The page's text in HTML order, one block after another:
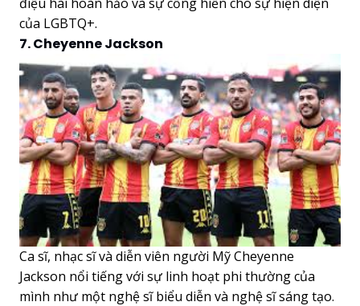
của LGBTQ+.
7. Cheyenne Jackson
Ca sĩ, nhạc sĩ và diễn viên người Mỹ Cheyenne
Jackson nổi tiếng với sự linh hoạt phi thường của
mình như một nghệ sĩ biểu diễn và nghệ sĩ sáng tạo.